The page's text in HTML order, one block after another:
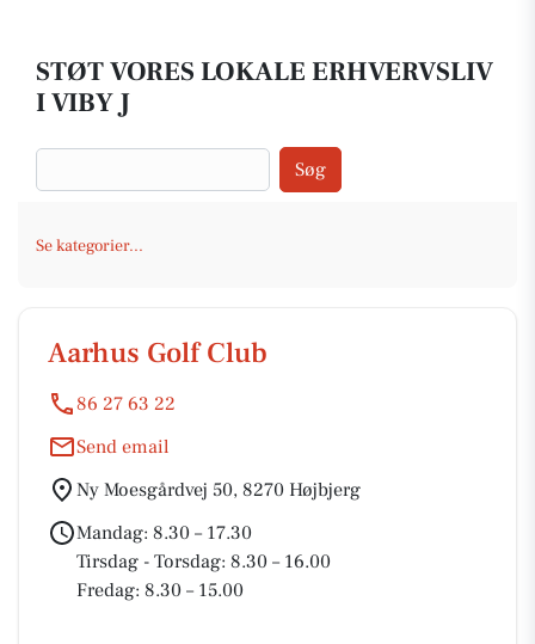
STØT VORES LOKALE ERHVERVSLIV
I VIBY J
Søg
Se kategorier...
Aarhus Golf Club
86 27 63 22
Send email
Ny Moesgårdvej 50, 8270 Højbjerg
Mandag: 8.30 – 17.30
Tirsdag - Torsdag: 8.30 – 16.00
Fredag: 8.30 – 15.00